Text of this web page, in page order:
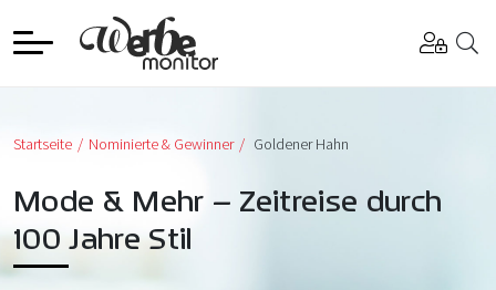
Startseite Nominierte & Gewinner Goldener Hahn
Mode & Mehr – Zeitreise durch
100 Jahre Stil